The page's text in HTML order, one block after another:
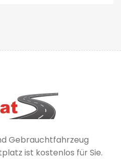
Gebrauchtfahrzeug
ist kostenlos für Sie.